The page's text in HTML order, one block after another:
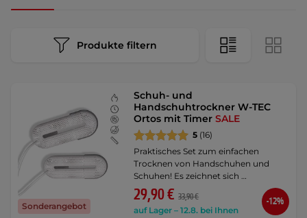
Produkte filtern
Sonderangebot
Schuh- und
Handschuhtrockner W-TEC
Ortos mit TimerSALE
5 (16)
Praktisches Set zum einfachen
Trocknen von Handschuhen und
Schuhen! Es zeichnet sich …
29,90 € 33,90 €
auf Lager – 12.8. bei Ihnen
-12%